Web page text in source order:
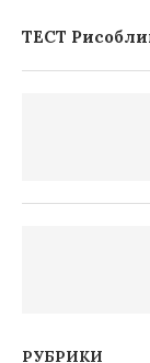
ТЕСТ
РУБРИКИ